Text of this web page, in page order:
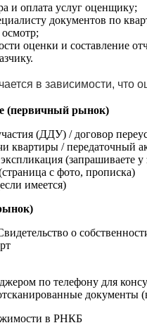
и оплата услуг оценщику;
документов по
оценки и составление
в зависимости, что
(первичный рынок)
(ДДУ) / договор
квартиры / передаточный
(запрашиваете
с фото, прописка)
имеется)
о
по телефону для
в РНКБ